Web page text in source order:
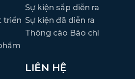
triển
Sự kiện sắp diễn ra
Sự kiện đã diễn ra
Thông cáo Báo chí
LIÊN HỆ